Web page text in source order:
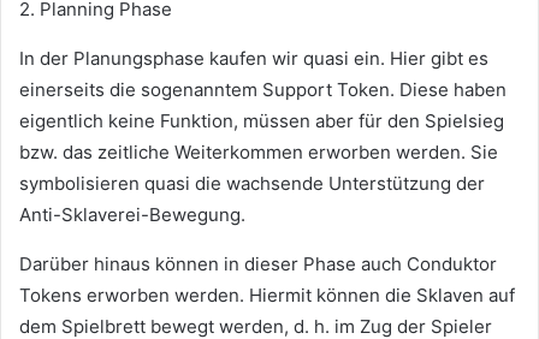
2. Planning Phase
In der Planungsphase kaufen wir quasi ein. Hier gibt es
einerseits die sogenanntem Support Token. Diese haben
eigentlich keine Funktion, müssen aber für den Spielsieg
bzw. das zeitliche Weiterkommen erworben werden. Sie
symbolisieren quasi die wachsende Unterstützung der
Anti-Sklaverei-Bewegung.
Darüber hinaus können in dieser Phase auch Conduktor
Tokens erworben werden. Hiermit können die Sklaven auf
dem Spielbrett bewegt werden, d. h. im Zug der Spieler